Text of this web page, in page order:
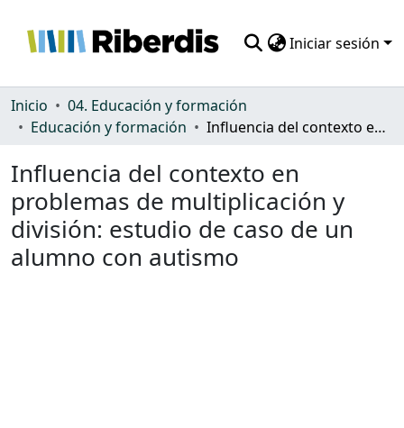
Iniciar sesión
Comunidades
Estadísticas
Inicio
04. Educación y formación
Educación y formación
Influencia del contexto en problemas de multiplicación y división: estudio de caso de un alumno con autismo
Influencia del contexto en
problemas de multiplicación y
división: estudio de caso de un
alumno con autismo